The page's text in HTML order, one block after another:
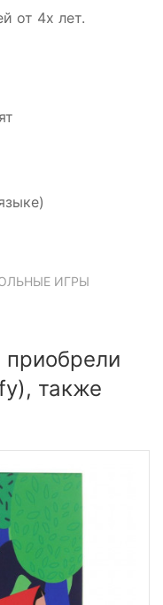
от 4х лет.
ИГРЫ
приобрели
также